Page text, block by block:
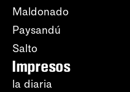
Maldonado
Paysandú
Salto
Impresos
la diaria